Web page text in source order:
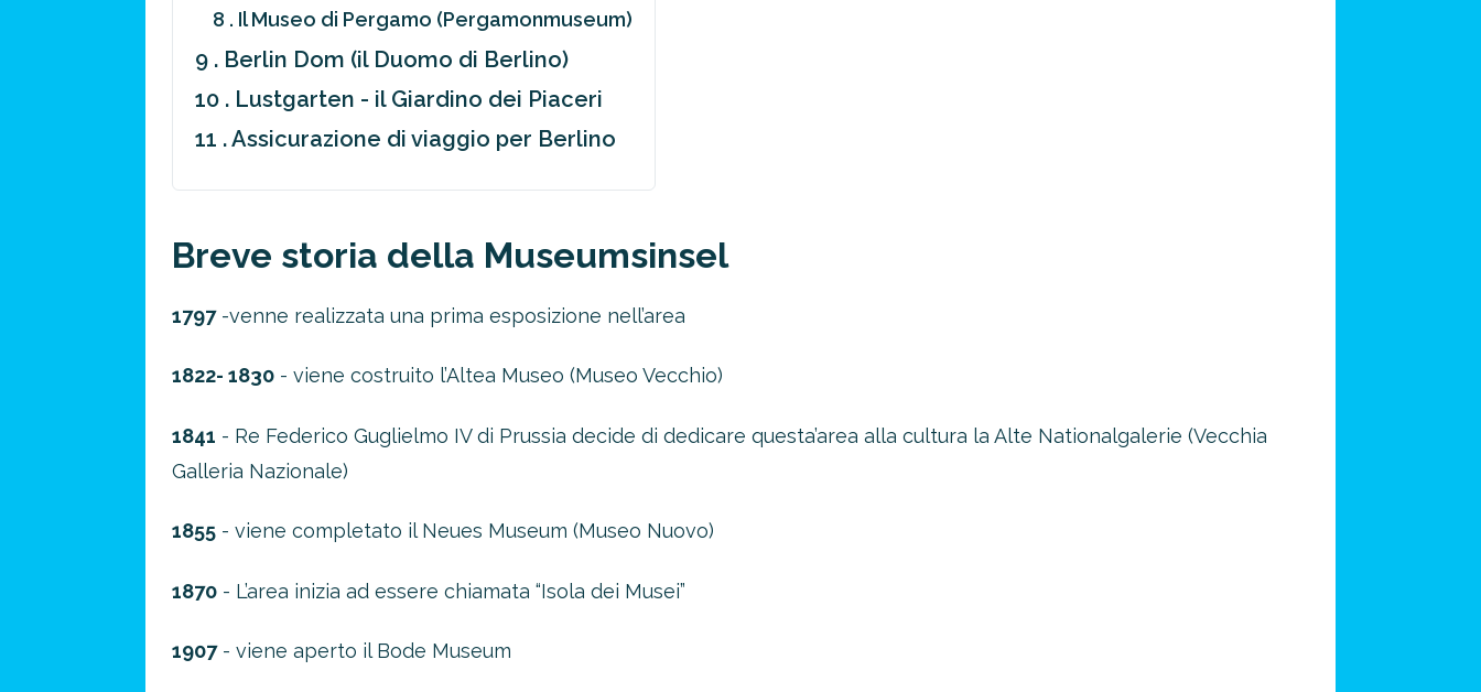
8 . Il Museo di Pergamo (Pergamonmuseum)
9 . Berlin Dom (il Duomo di Berlino)
10 . Lustgarten - il Giardino dei Piaceri
11 . Assicurazione di viaggio per Berlino
Breve storia della Museumsinsel
1797-venne realizzata una prima esposizione nell’area
1822- 1830 - viene costruito l’Altea Museo (Museo Vecchio)
1841 - Re Federico Guglielmo IV di Prussia decide di dedicare questa’area alla cultura la Alte Nationalgalerie (Vecchia
Galleria Nazionale)
1855 - viene completato il Neues Museum (Museo Nuovo)
1870 - L’area inizia ad essere chiamata “Isola dei Musei”
1907- viene aperto il Bode Museum